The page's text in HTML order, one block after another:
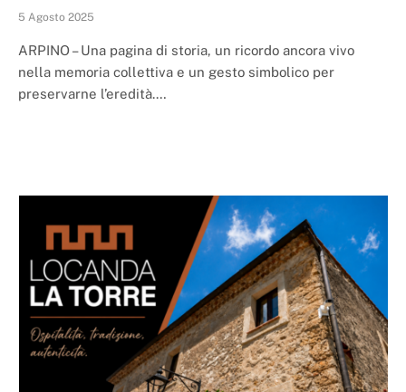
5 Agosto 2025
ARPINO – Una pagina di storia, un ricordo ancora vivo
nella memoria collettiva e un gesto simbolico per
preservarne l’eredità.…